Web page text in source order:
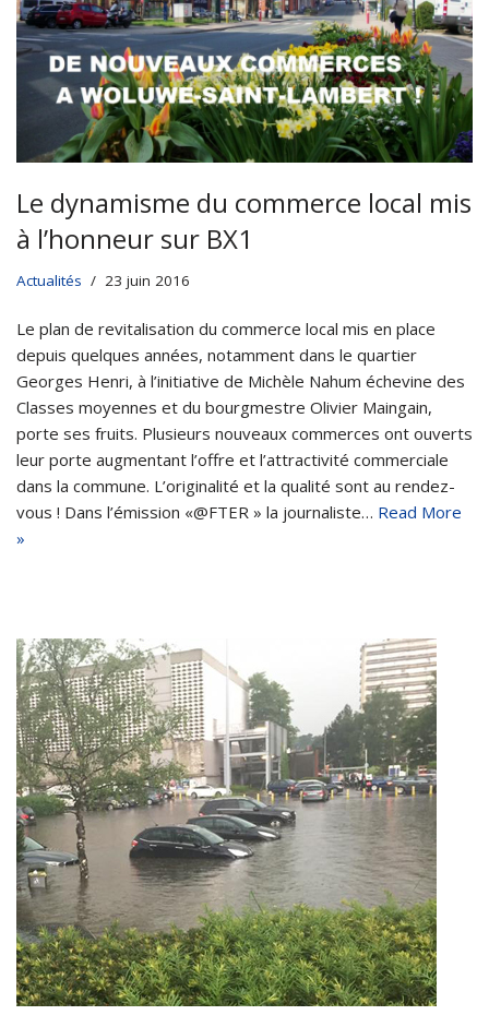
Le dynamisme du commerce local mis
à l’honneur sur BX1
Actualités 23 juin 2016
Le plan de revitalisation du commerce local mis en place
depuis quelques années, notamment dans le quartier
Georges Henri, à l’initiative de Michèle Nahum échevine des
Classes moyennes et du bourgmestre Olivier Maingain,
porte ses fruits. Plusieurs nouveaux commerces ont ouverts
leur porte augmentant l’offre et l’attractivité commerciale
dans la commune. L’originalité et la qualité sont au rendez-
vous ! Dans l’émission «@FTER » la journaliste… Read More
»